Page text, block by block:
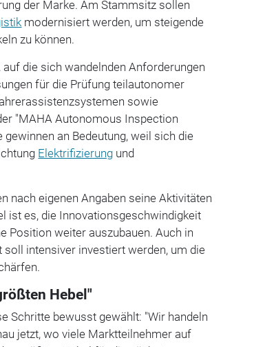
der Marke. Am Stammsitz sollen
modernisiert werden, um steigende
zu können.
die sich wandelnden Anforderungen
für die Prüfung teilautonomer
sowie
"MAHA Autonomous Inspection
an Bedeutung, weil sich die
Elektrifizierung und
nach eigenen Angaben seine Aktivitäten
ist es, die Innovationsgeschwindigkeit
Position weiter auszubauen. Auch in
intensiver investiert werden, um die
Hebel"
Schritte bewusst gewählt: "Wir handeln
jetzt, wo viele Marktteilnehmer auf